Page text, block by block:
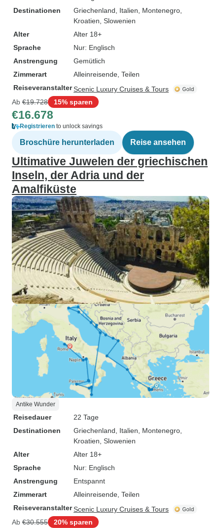
Destinationen
Griechenland , Italien , Montenegro
Kroatien , Slowenien
Alter
Alter 18+
Sprache
Nur: Englisch
Anstrengung
Gemütlich
Zimmerart
Alleinreisende, Teilen
ReiseveranstalterScenic Luxury Cruises & Tours
Ab €19.728 15% sparen
€16.678
Registrieren to unlock savings
Broschüre herunterladen Reise ansehen
Ultimative Juwelen der griechischen
Inseln, der Adria und der
Amalfiküste
Antike Wunder
Reisedauer
22 Tage
Destinationen
Griechenland , Italien , Montenegro
Kroatien , Slowenien
Alter
Alter 18+
Sprache
Nur: Englisch
Anstrengung
Entspannt
Zimmerart
Alleinreisende, Teilen
ReiseveranstalterScenic Luxury Cruises & Tours
Ab €30.555 20% sparen